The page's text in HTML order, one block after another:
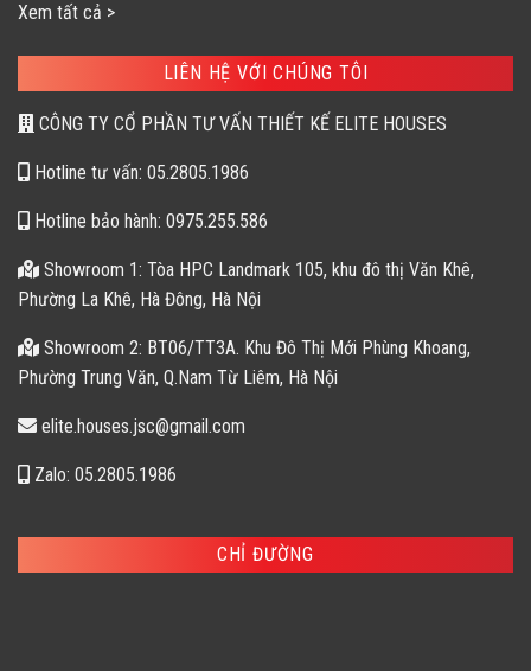
Xem tất cả >
LIÊN HỆ VỚI CHÚNG TÔI
CÔNG TY CỔ PHẦN TƯ VẤN THIẾT KẾ ELITE HOUSES
Hotline tư vấn: 05.2805.1986
Hotline bảo hành: 0975.255.586
Showroom 1: Tòa HPC Landmark 105, khu đô thị Văn Khê,
Phường La Khê, Hà Đông, Hà Nội
Showroom 2: BT06/TT3A. Khu Đô Thị Mới Phùng Khoang,
Phường Trung Văn, Q.Nam Từ Liêm, Hà Nội
elite.houses.jsc@gmail.com
Zalo: 05.2805.1986
CHỈ ĐƯỜNG